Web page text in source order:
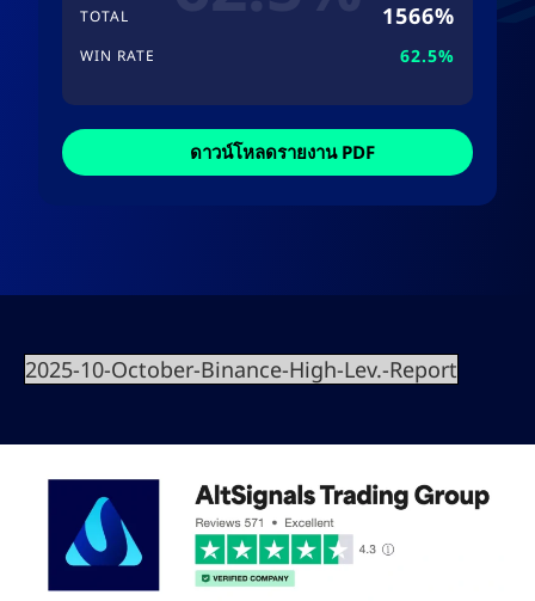
TOTAL 1566%
WIN RATE 62.5%
ดาวน์โหลดรายงาน PDF
2025-10-October-Binance-High-Lev.-Report